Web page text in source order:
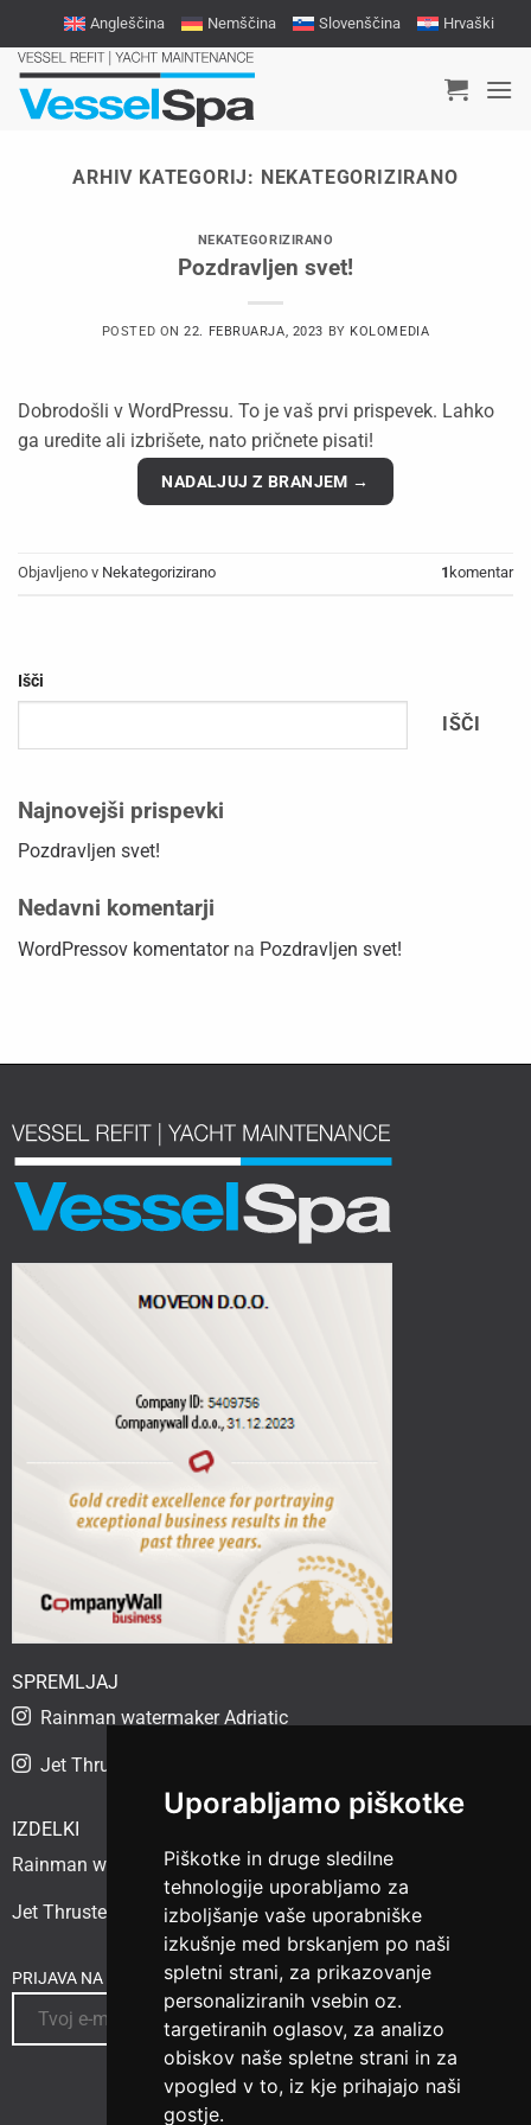
Uporabljamo piškotke
Piškotke in druge sledilne
tehnologije uporabljamo za
izboljšanje vaše uporabniške
izkušnje med brskanjem po naši
spletni strani, za prikazovanje
personaliziranih vsebin oz.
targetiranih oglasov, za analizo
obiskov naše spletne strani in za
vpogled v to, iz kje prihajajo naši
gostje.
na
vsebino
Angleščina Nemščina Slovenščina Hrvaški
ARHIV KATEGORIJ: NEKATEGORIZIRANO
NEKATEGORIZIRANO
Pozdravljen svet!
POSTED ON22. FEBRUARJA, 2023 BY KOLOMEDIA
Dobrodošli v WordPressu. To je vaš prvi prispevek. Lahko
ga uredite ali izbrišete, nato pričnete pisati!
NADALJUJ Z BRANJEM →
Objavljeno v Nekategorizirano 1 komentar
Išči
IŠČI
Najnovejši prispevki
Pozdravljen svet!
Nedavni komentarji
WordPressov komentatorna Pozdravljen svet!
SPREMLJAJ
Rainman watermaker Adriatic
Jet Thruster Adriatic
IZDELKI
Rainman watermaker
Jet Thruster
PRIJAVA NA NOVICE